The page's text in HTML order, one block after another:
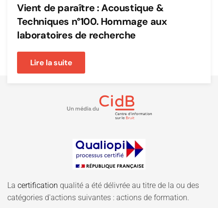
Vient de paraître : Acoustique &
Techniques n°100. Hommage aux
laboratoires de recherche
Lire la suite
La certification qualité a été délivrée au titre de la ou des
catégories d'actions suivantes : actions de formation.